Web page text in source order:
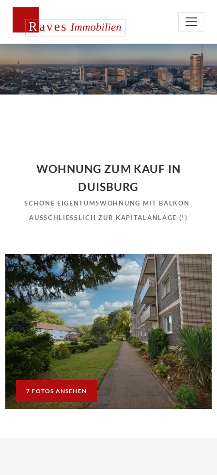
WOHNUNG ZUM KAUF IN
DUISBURG
SCHÖNE EIGENTUMSWOHNUNG MIT BALKON 
AUSSCHLIESSLICH ZUR KAPITALANLAGE (!)
7 FOTOS ANSEHEN